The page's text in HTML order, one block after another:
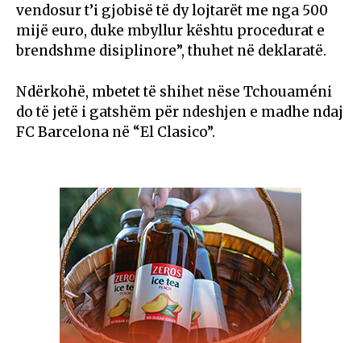
vendosur t’i gjobisë të dy lojtarët me nga 500
mijë euro, duke mbyllur kështu procedurat e
brendshme disiplinore”, thuhet në deklaratë.
Ndërkohë, mbetet të shihet nëse Tchouaméni
do të jetë i gatshëm për ndeshjen e madhe ndaj
FC Barcelona në “El Clasico”.